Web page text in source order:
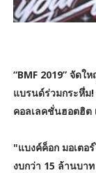
“BMF 2019” จัดใ
แบรนด์ร่วมกระหึ่ม
คอลเลคชั่นฮอตฮิต
"แบงค์ค็อก มอเตอ
งบกว่า 15 ล้านบา